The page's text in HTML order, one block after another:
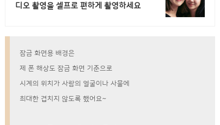
디오 촬영을 셀프로 편하게 촬영하세요
잠금 화면용 배경은
제 폰 해상도 잠금 화면 기준으로
시계의 위치가 사람의 얼굴이나 사물에
최대한 겹치지 않도록 했어요~